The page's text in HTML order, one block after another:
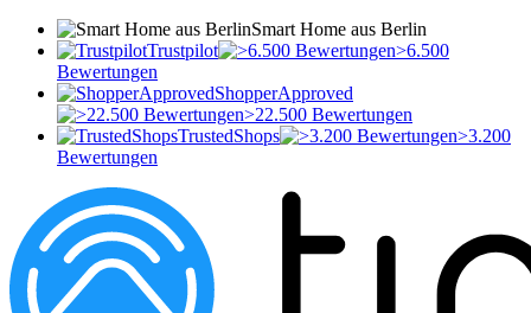
Smart Home aus Berlin
Trustpilot
>6.500
Bewertungen
ShopperApproved
>22.500 Bewertungen
TrustedShops
>3.200
Bewertungen